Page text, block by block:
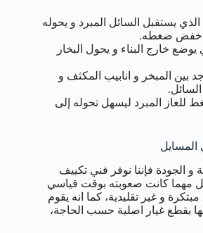
الذي يستقبل السائل المبرد و يحوله
خفض ضغطه.
خارج البناء و يحول البخار
بين المبخر و انابيب المكثف و
للغاز المبرد ليسهل تحوله إلى
المسايل
الجودة فإننا نوفر فني تكييف
مهما كانت صعوبته بوقت قياسي
و غير تقليدية، كما انه يقوم
بقطع غيار اصلية حسب الحاجة،